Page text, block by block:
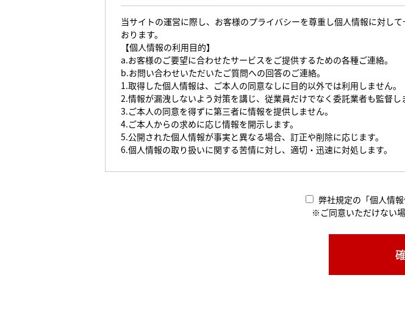
当サイトの運営に際し、お客様のプライバシーを尊重し個人情報に対し
おります。
【個人情報の利用目的】
a.お客様のご要望に合わせたサービスをご提供するための各種ご連絡。
b.お問い合わせいただいたご質問への回答のご連絡。
1.取得した個人情報は、ご本人の同意なしに目的以外では利用しません。
2.情報が漏洩しないよう対策を講じ、従業員だけでなく委託業者も監督し
3.ご本人の同意を得ずに第三者に情報を提供しません。
4.ご本人からの求めに応じ情報を開示します。
5.公開された個人情報が事実と異なる場合、訂正や削除に応じます。
6.個人情報の取り扱いに関する苦情に対し、適切・迅速に対処します。
弊社規定の「個人情
※ご同意いただけない